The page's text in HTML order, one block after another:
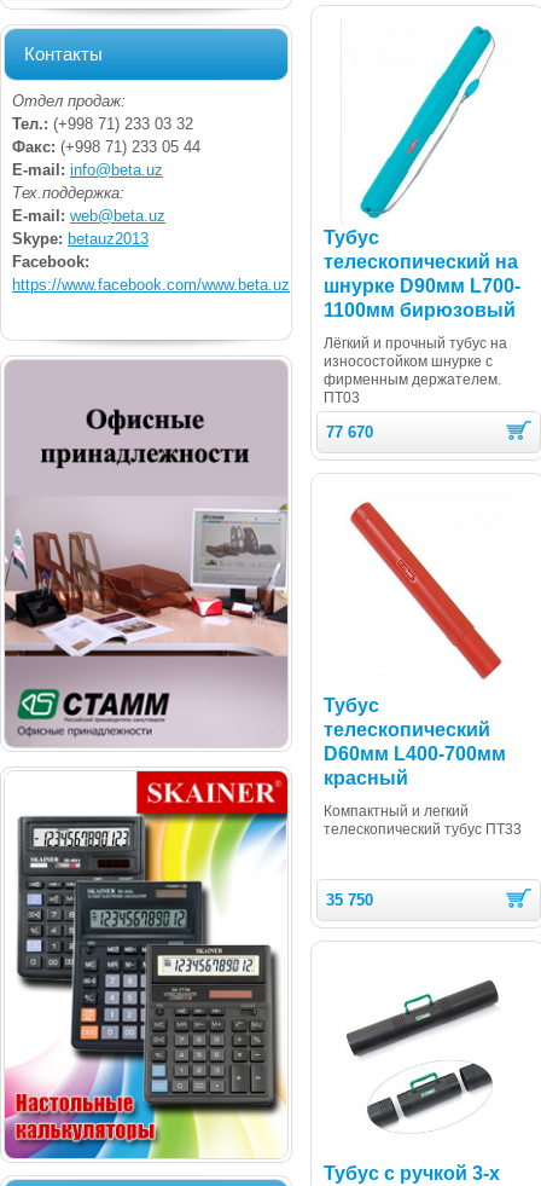
Контакты
Отдел продаж:
Тел.: (+998 71) 233 03 32
Факс: (+998 71) 233 05 44
E-mail: info@beta.uz
Тех.поддержка:
E-mail: web@beta.uz
Skype: betauz2013
Facebook:
https://www.facebook.com/www.beta.uz
Тубус
телескопический на
шнурке D90мм L700-
1100мм бирюзовый
Лёгкий и прочный тубус на
износостойком шнурке с
фирменным держателем.
ПТ03
77 670
Тубус
телескопический
D60мм L400-700мм
красный
Компактный и легкий
телескопический тубус ПТ33
35 750
Тубус с ручкой 3-х